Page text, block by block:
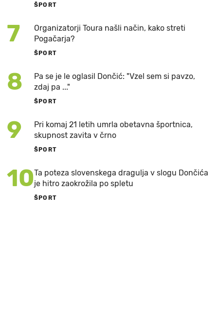
ŠPORT
7
Organizatorji Toura našli način, kako streti
Pogačarja?
ŠPORT
8
Pa se je le oglasil Dončić: "Vzel sem si pavzo,
zdaj pa ..."
ŠPORT
9
Pri komaj 21 letih umrla obetavna športnica,
skupnost zavita v črno
ŠPORT
10Ta poteza slovenskega dragulja v slogu Dončića
je hitro zaokrožila po spletu
ŠPORT